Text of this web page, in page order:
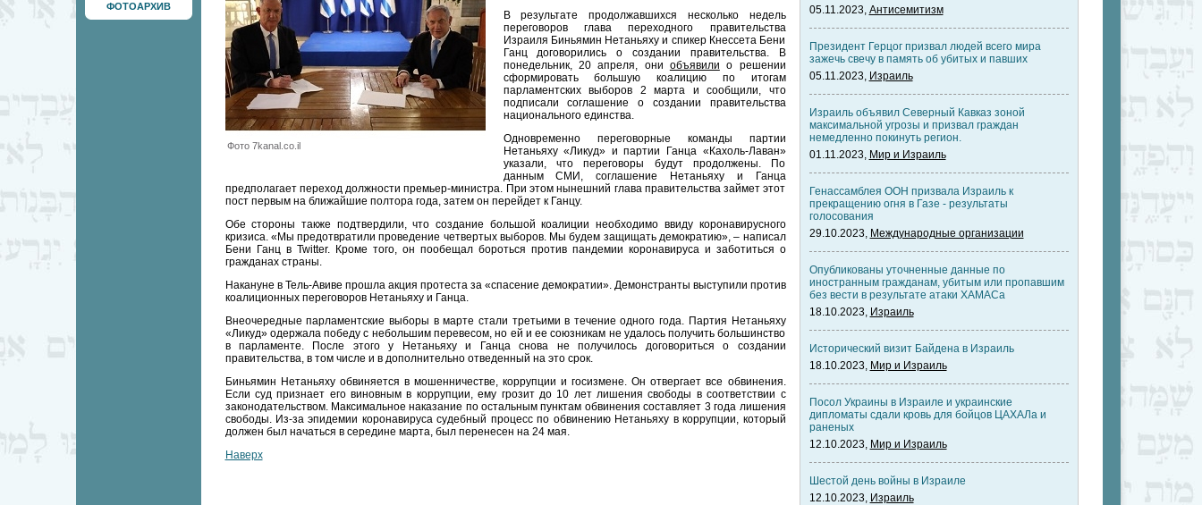
ФОТОАРХИВ
Фото 7kanal.co.il
В результате продолжавшихся несколько недель
переговоров глава переходного правительства
Израиля Биньямин Нетаньяху и спикер Кнессета Бени
Ганц договорились о создании правительства. В
понедельник, 20 апреля, они объявили о решении
сформировать большую коалицию по итогам
парламентских выборов 2 марта и сообщили, что
подписали соглашение о создании правительства
национального единства.
Одновременно переговорные команды партии
Нетаньяху «Ликуд» и партии Ганца «Кахоль-Лаван»
указали, что переговоры будут продолжены. По
данным СМИ, соглашение Нетаньяху и Ганца
предполагает переход должности премьер-министра. При этом нынешний глава правительства займет этот
пост первым на ближайшие полтора года, затем он перейдет к Ганцу.
Обе стороны также подтвердили, что создание большой коалиции необходимо ввиду коронавирусного
кризиса. «Мы предотвратили проведение четвертых выборов. Мы будем защищать демократию», – написал
Бени Ганц в Twitter. Кроме того, он пообещал бороться против пандемии коронавируса и заботиться о
гражданах страны.
Накануне в Тель-Авиве прошла акция протеста за «спасение демократии». Демонстранты выступили против
коалиционных переговоров Нетаньяху и Ганца.
Внеочередные парламентские выборы в марте стали третьими в течение одного года. Партия Нетаньяху
«Ликуд» одержала победу с небольшим перевесом, но ей и ее союзникам не удалось получить большинство
в парламенте. После этого у Нетаньяху и Ганца снова не получилось договориться о создании
правительства, в том числе и в дополнительно отведенный на это срок.
Биньямин Нетаньяху обвиняется в мошенничестве, коррупции и госизмене. Он отвергает все обвинения.
Если суд признает его виновным в коррупции, ему грозит до 10 лет лишения свободы в соответствии с
законодательством. Максимальное наказание по остальным пунктам обвинения составляет 3 года лишения
свободы. Из-за эпидемии коронавируса судебный процесс по обвинению Нетаньяху в коррупции, который
должен был начаться в середине марта, был перенесен на 24 мая.
Наверх
05.11.2023, Антисемитизм
Президент Герцог призвал людей всего мира
зажечь свечу в память об убитых и павших
05.11.2023, Израиль
Израиль объявил Северный Кавказ зоной
максимальной угрозы и призвал граждан
немедленно покинуть регион.
01.11.2023, Мир и Израиль
Генассамблея ООН призвала Израиль к
прекращению огня в Газе - результаты
голосования
29.10.2023, Международные организации
Опубликованы уточненные данные по
иностранным гражданам, убитым или пропавшим
без вести в результате атаки ХАМАСа
18.10.2023, Израиль
Исторический визит Байдена в Израиль
18.10.2023, Мир и Израиль
Посол Украины в Израиле и украинские
дипломаты сдали кровь для бойцов ЦАХАЛа и
раненых
12.10.2023, Мир и Израиль
Шестой день войны в Израиле
12.10.2023, Израиль